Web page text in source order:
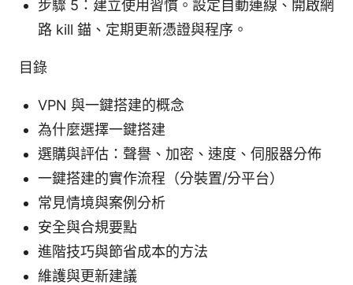
步驟 5：建立使用習慣。設定自動連線、開啟網
路 kill 錨、定期更新憑證與程序。
目錄
VPN 與一鍵搭建的概念
為什麼選擇一鍵搭建
選購與評估：聲譽、加密、速度、伺服器分佈
一鍵搭建的實作流程（分裝置/分平台）
常見情境與案例分析
安全與合規要點
進階技巧與節省成本的方法
維護與更新建議